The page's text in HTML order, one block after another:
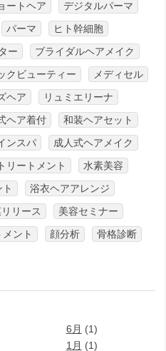
ートヘア
デジタルパーマ
パーマ
ヒト幹細胞
ー
ブライダルヘアメイク
クビューティー
メディセル
ヘア
リュミエリーナ
ヘア着付
和装ヘアセット
ンスパ
成人式ヘアメイク
リートメント
水素美容
浴衣ヘアアレンジ
リース
美容セミナー
ント 顔分析 骨格診断
6月 (1)
1月 (1)